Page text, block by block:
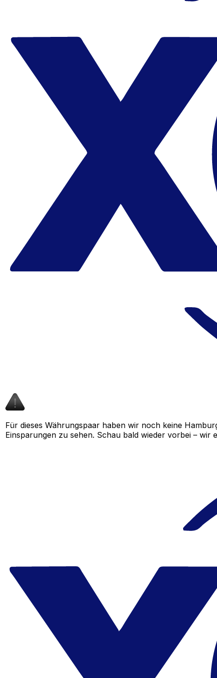
Für dieses Währungspaar haben wir noch keine
Einsparungen zu sehen. Schau bald wieder vorbei –